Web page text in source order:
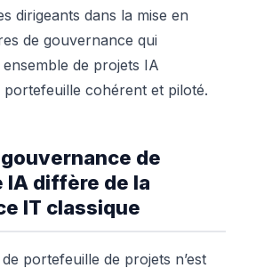
dirigeants dans la mise en
de gouvernance qui
de projets IA
portefeuille cohérent et piloté.
de
diffère de la
IT classique
portefeuille de projets n’est